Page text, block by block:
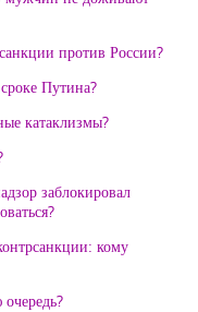
против России?
Путина?
катаклизмы?
заблокировал
кому